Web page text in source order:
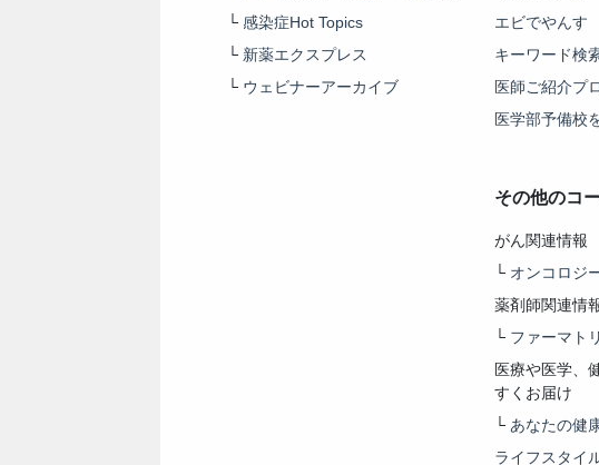
└ 感染症Hot Topics
└ 新薬エクスプレス
└ ウェビナーアーカイブ
エビでやんす
キーワード検
医師ご紹介プ
医学部予備校
その他のコ
がん関連情報
└ オンコロジ
薬剤師関連情
└ ファーマト
医療や医学、
すくお届け
└ あなたの健
ライフスタイ